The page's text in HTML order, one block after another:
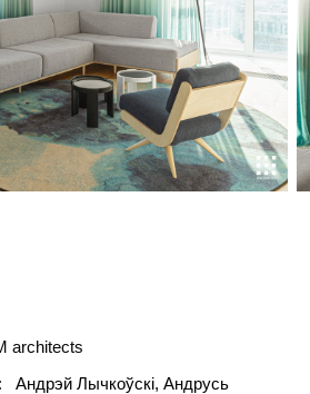
architects
Андрэй Лычкоўскі Андрусь